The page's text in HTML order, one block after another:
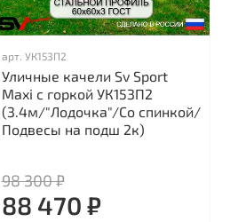
арт. УК153П2
Уличные качели Sv Sport
Maxi с горкой УК153П2
(3.4м/"Лодочка"/Со спинкой/
Подвесы на подш 2к)
98 300 ₽
88 470 ₽